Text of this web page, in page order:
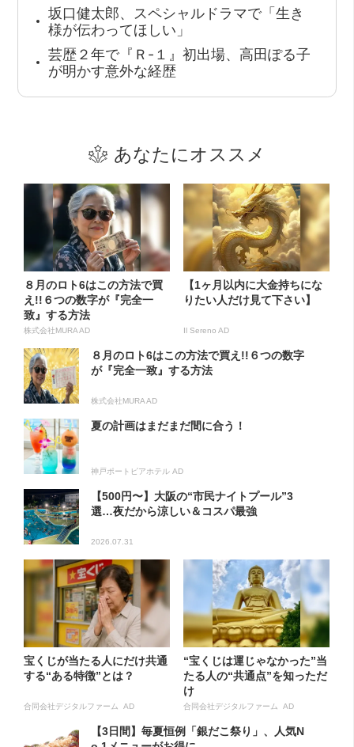
坂口健太郎、スペシャルドラマで「生き
様が伝わってほしい」
芸歴２年で『Ｒ-１』初出場、高田ぽる子
が明かす意外な経歴
あなたにオススメ
８月のロト6はこの方法で買
え!!６つの数字が『完全一
致』する方法
株式会社MURA AD
【1ヶ月以内に大金持ちにな
りたい人だけ見て下さい】
Il Sereno AD
８月のロト6はこの方法で買え!!６つの数字
が『完全一致』する方法
株式会社MURA AD
夏の計画はまだまだ間に合う！
神戸ポートピアホテル AD
【500円〜】大阪の“市民ナイトプール”3
選…夜だから涼しい＆コスパ最強
2026.07.31
宝くじが当たる人にだけ共通
する“ある特徴”とは？
合同会社デジタルファーム AD
“宝くじは運じゃなかった”当
たる人の“共通点”を知っただ
け
合同会社デジタルファーム AD
【3日間】毎夏恒例「銀だこ祭り」、人気N